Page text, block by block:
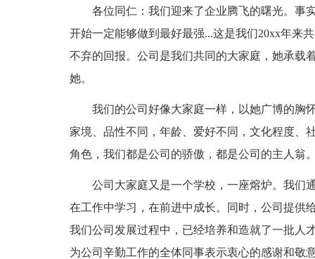
各位同仁：我们迎来了企业腾飞的曙光。事
开始一定能够做到最好最强...这是我们20xx年来
不弃的回报。公司是我们共同的大家庭，她承载
她。
我们的公司好像大家庭一样，以她广博的胸
家境、品性不同，年龄、爱好不同，文化程度、
角色，我们都是公司的骄傲，都是公司的主人翁
公司大家庭又是一个学校，一座熔炉。我们
在工作中学习，在前进中成长。同时，公司提供
我们公司发展过程中，已经培养和造就了一批人
为公司辛勤工作的全体同事表示衷心的感谢和敬